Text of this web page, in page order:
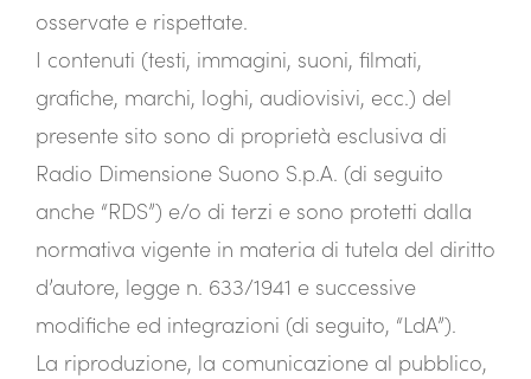
osservate e rispettate.
I contenuti (testi, immagini, suoni, filmati,
grafiche, marchi, loghi, audiovisivi, ecc.) del
presente sito sono di proprietà esclusiva di
Radio Dimensione Suono S.p.A. (di seguito
anche “RDS”) e/o di terzi e sono protetti dalla
normativa vigente in materia di tutela del diritto
d’autore, legge n. 633/1941 e successive
modifiche ed integrazioni (di seguito, “LdA”).
La riproduzione, la comunicazione al pubblico,